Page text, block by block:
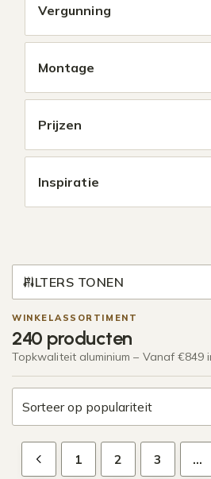
Vergunning
Montage
Prijzen
Inspiratie
FILTERS TONEN
WINKELASSORTIMENT
240 producten
Topkwaliteit aluminium – Vanaf €849
1 2 3 …